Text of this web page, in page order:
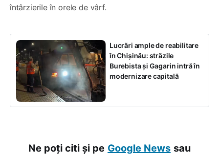
întârzierile în orele de vârf.
Lucrări ample de reabilitare
în Chișinău: străzile
Burebista și Gagarin intră în
modernizare capitală
Ne poți citi și pe Google News sau